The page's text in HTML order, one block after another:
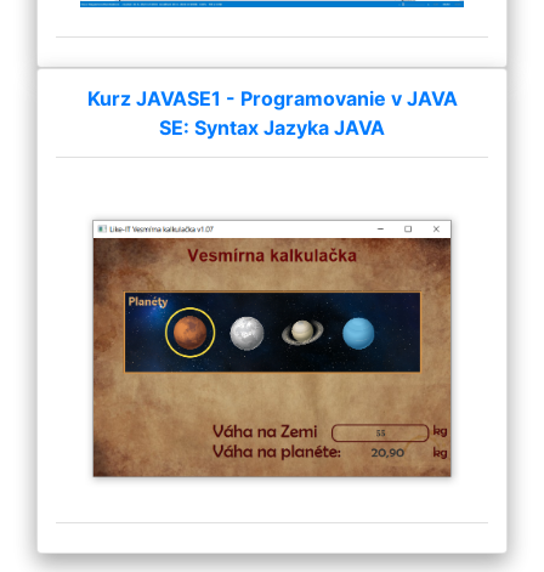
Kurz JAVASE1 - Programovanie v JAVA
SE: Syntax Jazyka JAVA